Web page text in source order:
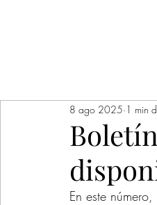
8 ago 2025 1 min
En este